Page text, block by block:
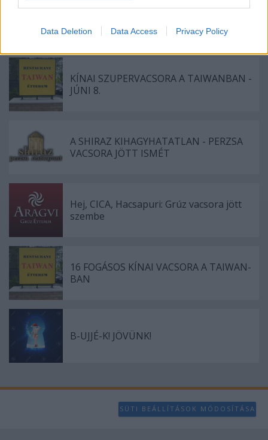
user protection.
Data Deletion Data Access Privacy Policy
KÍNAI SZUPERVACSORA A TAIWANBAN -
JÚNI 8.
A SHIRAZ KIHAGYHATATLAN - PERZSA
VACSORA JÖTT ISMÉT
Hej, CICA, Hacsapuri: Grúz vacsora jött
szembe
16 FOGÁSOS KÍNAI VACSORA A TAIWAN-
BAN
B-UJJÉ-K! JÖVÜNK!
SÜTI BEÁLLÍTÁSOK MÓDOSÍTÁSA